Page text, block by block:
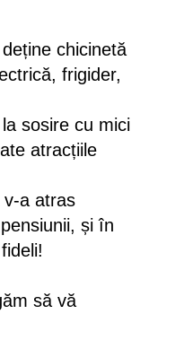
chicinetă
frigider,
sosire cu mici
atracțiile
v-a atras
și în
să vă